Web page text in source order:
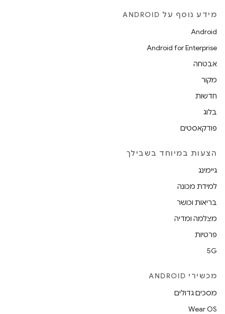
מידע נוסף על ANDROID
Android
Android for Enterprise
אבטחה
מקור
חדשות
בלוג
פודקאסטים
הצעות במיוחד בשבילך
גיימינג
למידת מכונה
בריאות וכושר
מצלמה ומדיה
פרטיות
5G
מכשירי ANDROID
מסכים גדולים
Wear OS